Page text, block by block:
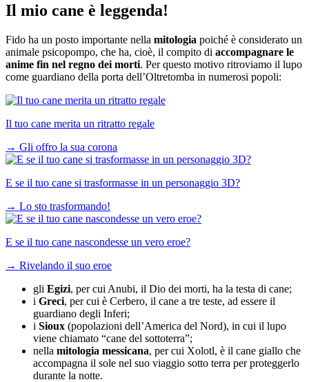
Il mio cane è leggenda!
Fido ha un posto importante nella mitologia poiché è considerato un
animale psicopompo, che ha, cioè, il compito di accompagnare le
anime fin nel regno dei morti. Per questo motivo ritroviamo il lupo
come guardiano della porta dell’Oltretomba in numerosi popoli:
Il tuo cane merita un ritratto regale
→ Gli offro la sua corona
E se il tuo cane si trasformasse in un personaggio 3D?
→ Lo sto trasformando!
E se il tuo cane nascondesse un vero eroe?
→ Rivelando il suo eroe
gli Egizi, per cui Anubi, il Dio dei morti, ha la testa di cane;
i Greci, per cui è Cerbero, il cane a tre teste, ad essere il
guardiano degli Inferi;
i Sioux (popolazioni dell’America del Nord), in cui il lupo
viene chiamato “cane del sottoterra”;
nella mitologia messicana, per cui Xolotl, è il cane giallo che
accompagna il sole nel suo viaggio sotto terra per proteggerlo
durante la notte.